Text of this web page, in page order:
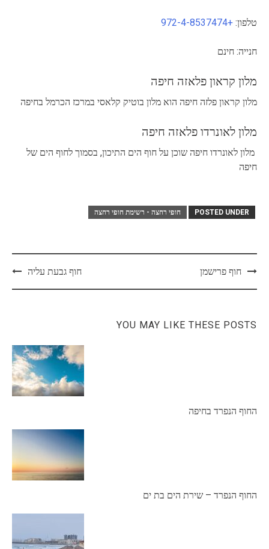
טלפון: +972-4-8537474
חנייה: חינם
מלון קראון פלאזה חיפה
מלון קראון פלזה חיפה הוא מלון בוטיק קלאסי במרכז הכרמל בחיפה
מלון לאונרדו פלאזה חיפה
מלון לאונרדו חיפה שוכן על חוף הים התיכון, בסמוך לחוף הים של
חיפה
POSTED UNDER חופי רחצה - רשימת חופי רחצה
Postחוף פרישמן חוף גבעת עליה
YOU MAY LIKE THESE POSTS
החוף הנפרד בחיפה
החוף הנפרד – שירת הים בת ים